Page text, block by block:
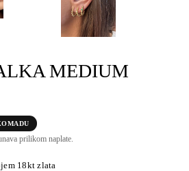
MEDIUM
prilikom naplate.
18kt zlata